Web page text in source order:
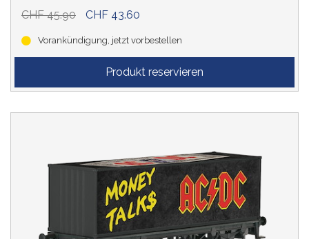
CHF 45.90 CHF 43.60
Vorankündigung, jetzt vorbestellen